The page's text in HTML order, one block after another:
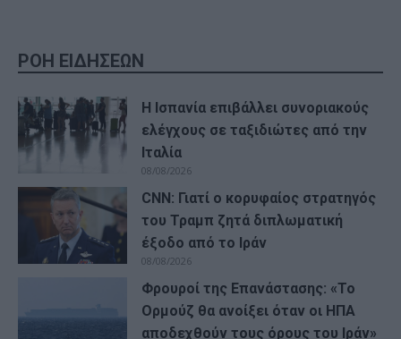
ΡΟΗ ΕΙΔΗΣΕΩΝ
Η Ισπανία επιβάλλει συνοριακούς
ελέγχους σε ταξιδιώτες από την
Ιταλία
08/08/2026
CNN: Γιατί ο κορυφαίος στρατηγός
του Τραμπ ζητά διπλωματική
έξοδο από το Ιράν
08/08/2026
Φρουροί της Επανάστασης: «Το
Ορμούζ θα ανοίξει όταν οι ΗΠΑ
αποδεχθούν τους όρους του Ιράν»